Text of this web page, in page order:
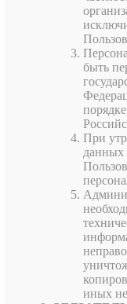
быть
При
данных
иных